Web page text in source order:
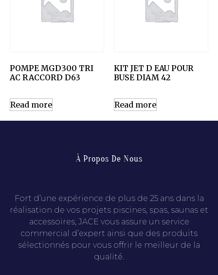
POMPE MGD300 TRI
AC RACCORD D63
Read more
KIT JET D EAU POUR
BUSE DIAM 42
Read more
À Propos De Nous
Fort d’une expérience de plus de 25 ans dans la
réalisation de vos projets piscines, spas, saunas et
accessoires, JACE vous assure un service
commercial d’expert ainsi que des produits
sélectionnés pour vous offrir le meilleur de la
qualité.